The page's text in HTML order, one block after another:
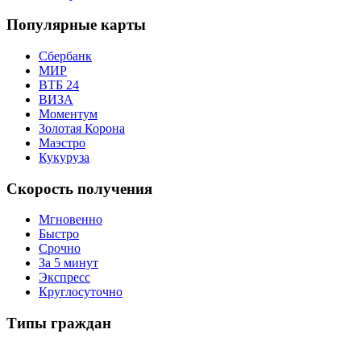
Популярные карты
Сбербанк
МИР
ВТБ 24
ВИЗА
Моментум
Золотая Корона
Маэстро
Кукуруза
Скорость получения
Мгновенно
Быстро
Срочно
За 5 минут
Экспресс
Круглосуточно
Типы граждан